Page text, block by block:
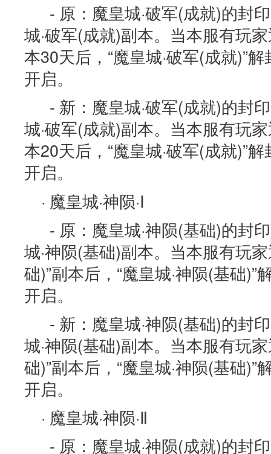
- 原：魔皇城·破军(成就)的封
城·破军(成就)副本。当本服有玩
本30天后，“魔皇城·破军(成就)”
开启。
- 新：魔皇城·破军(成就)的封
城·破军(成就)副本。当本服有玩
本20天后，“魔皇城·破军(成就)”
开启。
· 魔皇城·神陨·Ⅰ
- 原：魔皇城·神陨(基础)的封
城·神陨(基础)副本。当本服有玩
础)”副本后，“魔皇城·神陨(基础
开启。
- 新：魔皇城·神陨(基础)的封
城·神陨(基础)副本。当本服有玩
础)”副本后，“魔皇城·神陨(基础
开启。
· 魔皇城·神陨·Ⅱ
- 原：魔皇城·神陨(成就)的封